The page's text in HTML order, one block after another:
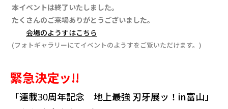
本イベントは終了いたしました。
たくさんのご来場ありがとうございました。
会場のようすはこちら
(フォトギャラリーにてイベントのようすをご覧いただけます。)
緊急決定ッ!!
「連載30周年記念 地上最強 刃牙展ッ！in富山」